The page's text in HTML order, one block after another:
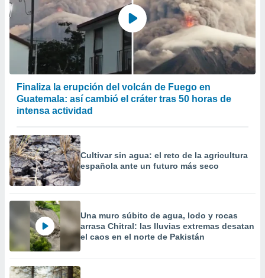
Finaliza la erupción del volcán de Fuego en
Guatemala: así cambió el cráter tras 50 horas de
intensa actividad
Cultivar sin agua: el reto de la agricultura
española ante un futuro más seco
Una muro súbito de agua, lodo y rocas
arrasa Chitral: las lluvias extremas desatan
el caos en el norte de Pakistán